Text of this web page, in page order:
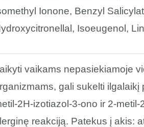
Ionone, Benzyl
Isoeugenol,
vaikams nepasiekiamoje
gali sukelti
2H-izotiazol-3-ono ir 2-
reakciją. Patekus į akis: